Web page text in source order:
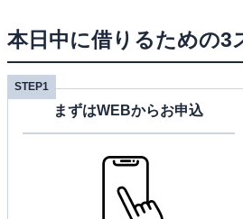
本日中に借りるための3
STEP1
まずはWEBからお申込